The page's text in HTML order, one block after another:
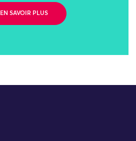
EN SAVOIR PLUS